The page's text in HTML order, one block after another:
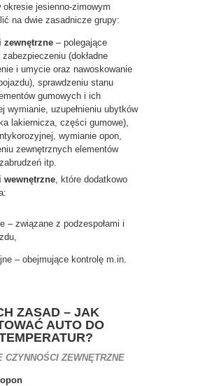
jesienno-zimowym
na dwie zasadnicze grupy:
zewnętrzne – polegające
zabezpieczeniu (dokładne
i umycie oraz nawoskowanie
sprawdzeniu stanu
gumowych i ich
wymianie, uzupełnieniu ubytków
lakiernicza, części gumowe),
wymianie opon,
zewnętrznych elementów
itp.
wewnętrzne , które dodatkowo
– związane z podzespołami i
– obejmujące kontrolę m.in.
ZASAD – JAK
AUTO DO
CZYNNOŚCI ZEWNĘTRZNE